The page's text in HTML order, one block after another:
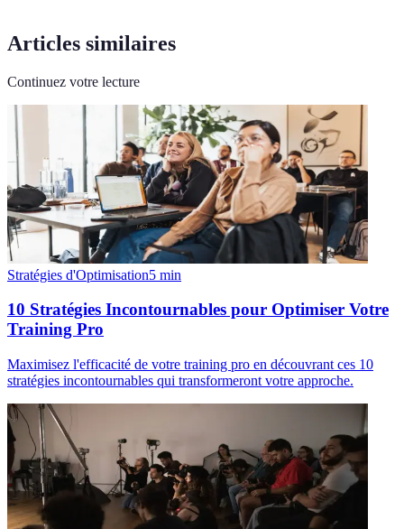
Articles similaires
Continuez votre lecture
Stratégies d'Optimisation5 min
10 Stratégies Incontournables pour Optimiser Votre
Training Pro
Maximisez l'efficacité de votre training pro en découvrant ces 10
stratégies incontournables qui transformeront votre approche.